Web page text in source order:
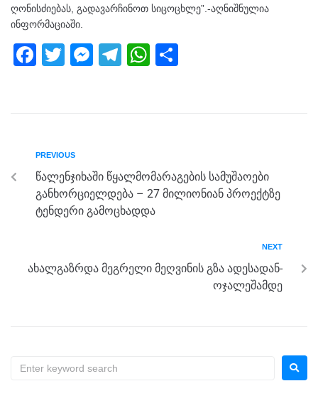
ღონისძიებას, გადავარჩინოთ სიცოცხლე”.-აღნიშნულია
ინფორმაციაში.
F
b
o
o
k
T
M
g
er
T
m
W
p
p
PREVIOUS
წალენჯიხაში წყალმომარაგების სამუშაოები
განხორციელდება – 27 მილიონიან პროექტზე
ტენდერი გამოცხადდა
NEXT
ახალგაზრდა მეგრელი მეღვინის გზა ადესადან-
ოჯალეშამდე